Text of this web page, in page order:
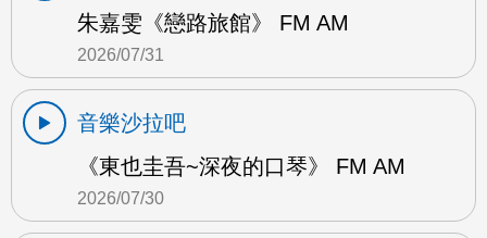
朱嘉雯《戀路旅館》 FM AM
2026/07/31
音樂沙拉吧
《東也圭吾~深夜的口琴》 FM AM
2026/07/30